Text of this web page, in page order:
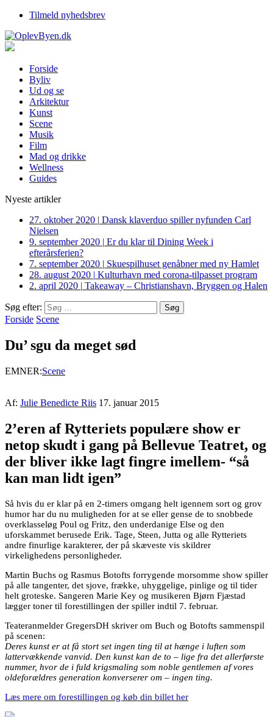
Tilmeld nyhedsbrev
Forside
Byliv
Ud og se
Arkitektur
Kunst
Scene
Musik
Film
Mad og drikke
Wellness
Guides
Nyeste artikler
27. oktober 2020 | Dansk klaverduo spiller nyfunden Carl
Nielsen
9. september 2020 | Er du klar til Dining Week i
efterårsferien?
7. september 2020 | Skuespilhuset genåbner med ny Hamlet
28. august 2020 | Kulturhavn med corona-tilpasset program
2. april 2020 | Takeaway – Christianshavn, Bryggen og Halen
Søg efter:
Forside Scene
Du’ sgu da meget sød
EMNER:Scene
Af: Julie Benedicte Riis 17. januar 2015
2’eren af Rytteriets populære show er
netop skudt i gang på Bellevue Teatret, og
der bliver ikke lagt fingre imellem- “så
kan man lidt igen”
Så hvis du er klar på en 2-timers omgang helt igennem sort og grov
humor har du nu muligheden for at se eller gense de to snobbede
overklasseløg Poul og Fritz, den underdanige Else og den
uforskammet berusede Erik. Tage, Steen, Jutta og alle Rytteriets
andre finurlige karakterer, der på skæveste vis skildrer
virkelighedens personligheder.
Martin Buchs og Rasmus Botofts forrygende morsomme show spiller
på alle tangenter, det sjove, frække, uhyggelige, pinlige og til tider
helt groteske. Sangeren Marie Key og musikeren Bjørn Fjæstad
lægger toner til forestillingen der spiller indtil 7. februar.
Teateranmelder GregersDH skriver om Buch og Botofts sammenspil
på scenen:
Deres kunst er at få stort set ingen ting til at hænge i luften som
lattervækkende vanvid. Den kunst kan de to – lige fra det allerførste
nummer, hvor de i fuld krigsmaling som noble gentlemen af vores
oldeforældres generation konverserer om – ingen ting.
Læs mere om forestillingen og køb din billet her